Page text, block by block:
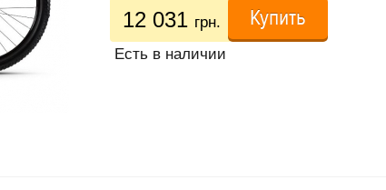
12 031 грн. Купить
Есть в наличии